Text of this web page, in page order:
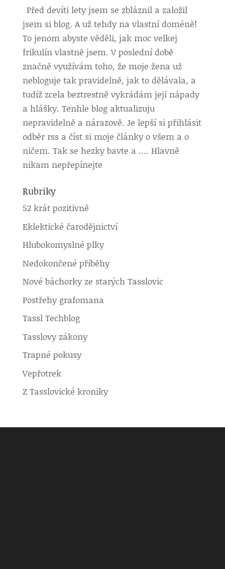
Před devíti lety jsem se zbláznil a založil
jsem si blog. A už tehdy na vlastní doméně!
To jenom abyste věděli, jak moc velkej
frikulín vlastně jsem. V poslední době
značně využívám toho, že moje žena už
nebloguje tak pravidelně, jak to dělávala, a
tudíž zcela beztrestně vykrádám její nápady
a hlášky. Tenhle blog aktualizuju
nepravidelně a nárazově. Je lepší si přihlásit
odběr rss a číst si moje články o všem a o
ničem. Tak se hezky bavte a …. Hlavně
nikam nepřepínejte
Rubriky
52 krát pozitivně
Eklektické čarodějnictví
Hlubokomyslné plky
Nedokončené příběhy
Nové báchorky ze starých Tasslovic
Postřehy grafomana
Tassl Techblog
Tasslovy zákony
Trapné pokusy
Vepřotrek
Z Tasslovické kroniky